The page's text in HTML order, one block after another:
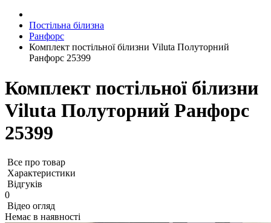
Постільна білизна
Ранфорс
Комплект постільної білизни Viluta Полуторний
Ранфорс 25399
Комплект постільної білизни
Viluta Полуторний Ранфорс
25399
Все про товар
Характеристики
Відгуків
0
Відео огляд
Немає в наявності